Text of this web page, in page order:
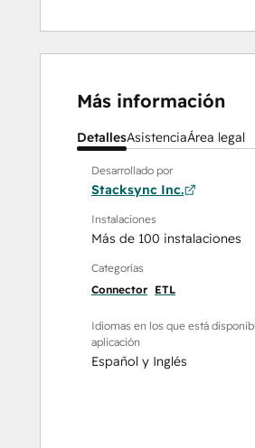
Más información
DetallesAsistenciaÁrea legal
Desarrollado por
Stacksync Inc.
Instalaciones
Más de 100 instalaciones
Categorías
Connector ETL
Idiomas en los que está
aplicación
Español y Inglés